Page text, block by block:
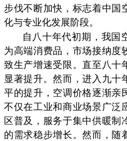
步伐不断加快，标志着中国
化与专业化发展阶段。
自八十年代初期，我国
为高端消费品，市场接纳度
致生产增速受限。直至八十
显著提升。然而，进入九十
平的提升，空调价格逐渐亲
不仅在工业和商业场景广泛
区普及，服务于集中供暖制
的需求稳步增长。然而，随